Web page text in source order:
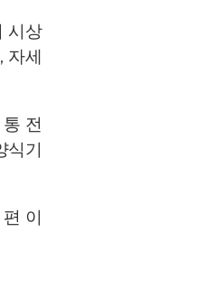
시상
자세
전
식기
이